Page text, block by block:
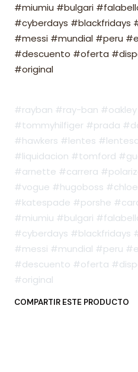
#miumiu #bulgari
#cyberdays #blackfridays
#messi #mundial #peru
#descuento #oferta
#original
#rayban #ray-ban
#tommyhilfiger #prada
#hawkers #lentes
#liquidacion #tomford
#arnette #carrera
#vogue #hugoboss
#katespade #porshe
#miumiu #bulgari
#cyberdays #blackfridays
#messi #mundial #peru
#descuento #oferta
#original
COMPARTIR ESTE PRODUCTO